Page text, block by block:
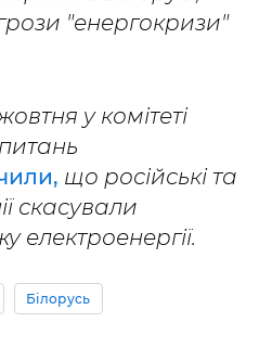
"енергокризи"
у комітеті
що російські та
скасували
електроенергії.
Білорусь